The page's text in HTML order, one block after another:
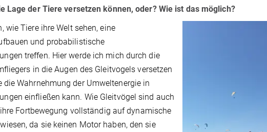
Lage der Tiere versetzen können, oder? Wie ist das möglich?
wie Tiere ihre Welt sehen, eine
und probabilistische
treffen. Hier werde ich mich durch die
in die Augen des Gleitvogels versetzen
die Wahrnehmung der Umweltenergie in
einfließen kann. Wie Gleitvögel sind auch
Fortbewegung vollständig auf dynamische
da sie keinen Motor haben, den sie